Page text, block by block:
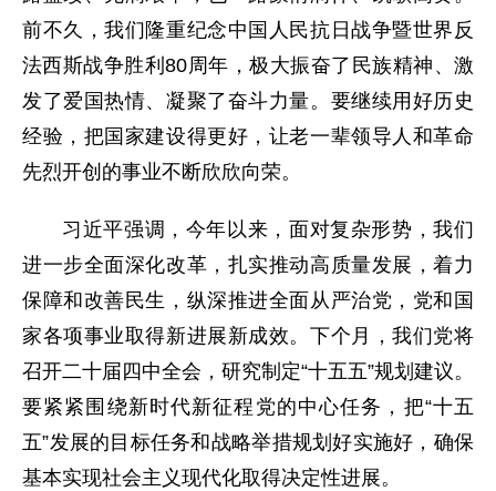
前不久，我们隆重纪念中国人民抗日战争暨世界反
法西斯战争胜利80周年，极大振奋了民族精神、激
发了爱国热情、凝聚了奋斗力量。要继续用好历史
经验，把国家建设得更好，让老一辈领导人和革命
先烈开创的事业不断欣欣向荣。
习近平强调，今年以来，面对复杂形势，我们
进一步全面深化改革，扎实推动高质量发展，着力
保障和改善民生，纵深推进全面从严治党，党和国
家各项事业取得新进展新成效。下个月，我们党将
召开二十届四中全会，研究制定“十五五”规划建议。
要紧紧围绕新时代新征程党的中心任务，把“十五
五”发展的目标任务和战略举措规划好实施好，确保
基本实现社会主义现代化取得决定性进展。